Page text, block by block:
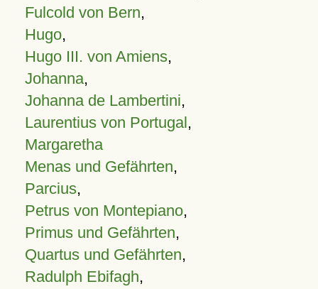
Fulcold von Bern,
Hugo,
Hugo III. von Amiens,
Johanna,
Johanna de Lambertini,
Laurentius von Portugal,
Margaretha
Menas und Gefährten,
Parcius,
Petrus von Montepiano,
Primus und Gefährten,
Quartus und Gefährten,
Radulph Ebifagh,